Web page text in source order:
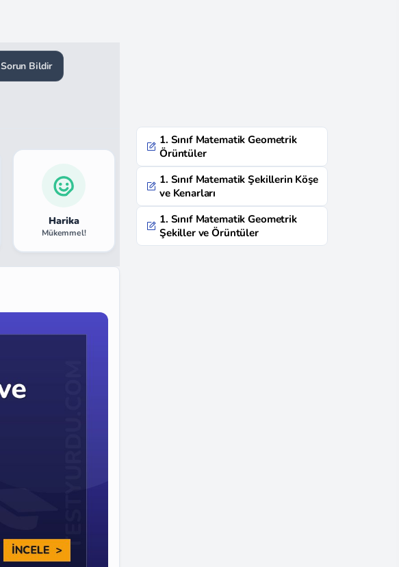
Sorun Bildir
Harika
Mükemmel!
1. Sınıf Matematik Geometrik
Örüntüler
1. Sınıf Matematik Şekillerin Köşe
ve Kenarları
1. Sınıf Matematik Geometrik
Şekiller ve Örüntüler